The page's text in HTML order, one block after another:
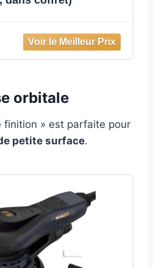
orbitale
finition » est parfaite pour
petite surface.